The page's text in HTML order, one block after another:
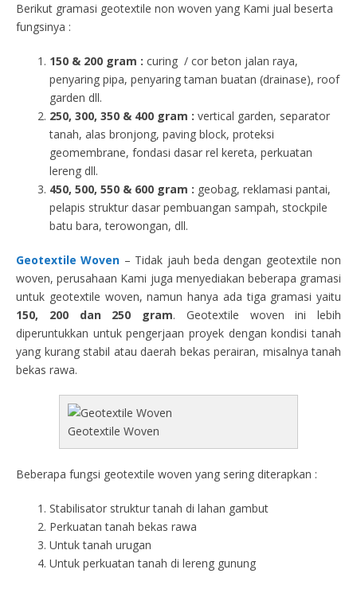
Berikut gramasi geotextile non woven yang Kami jual beserta
fungsinya :
150 & 200 gram : curing / cor beton jalan raya,
penyaring pipa, penyaring taman buatan (drainase), roof
garden dll.
250, 300, 350 & 400 gram : vertical garden, separator
tanah, alas bronjong, paving block, proteksi
geomembrane, fondasi dasar rel kereta, perkuatan
lereng dll.
450, 500, 550 & 600 gram : geobag, reklamasi pantai,
pelapis struktur dasar pembuangan sampah, stockpile
batu bara, terowongan, dll.
Geotextile Woven – Tidak jauh beda dengan geotextile non
woven, perusahaan Kami juga menyediakan beberapa gramasi
untuk geotextile woven, namun hanya ada tiga gramasi yaitu
150, 200 dan 250 gram. Geotextile woven ini lebih
diperuntukkan untuk pengerjaan proyek dengan kondisi tanah
yang kurang stabil atau daerah bekas perairan, misalnya tanah
bekas rawa.
Geotextile Woven
Beberapa fungsi geotextile woven yang sering diterapkan :
Stabilisator struktur tanah di lahan gambut
Perkuatan tanah bekas rawa
Untuk tanah urugan
Untuk perkuatan tanah di lereng gunung